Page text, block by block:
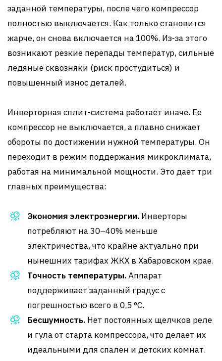
заданной температуры, после чего компрессор
полностью выключается. Как только становится
жарче, он снова включается на 100%. Из-за этого
возникают резкие перепады температур, сильные
ледяные сквозняки (риск простудиться) и
повышенный износ деталей.
Инверторная сплит-система работает иначе. Ее
компрессор не выключается, а плавно снижает
обороты по достижении нужной температуры. Он
переходит в режим поддержания микроклимата,
работая на минимальной мощности. Это дает три
главных преимущества:
Экономия электроэнергии. Инверторы
потребляют на 30–40% меньше
электричества, что крайне актуально при
нынешних тарифах ЖКХ в Хабаровском крае.
Точность температуры.Аппарат
поддерживает заданный градус с
погрешностью всего в 0,5 °C.
Бесшумность. Нет постоянных щелчков реле
и гула от старта компрессора, что делает их
идеальными для спален и детских комнат.